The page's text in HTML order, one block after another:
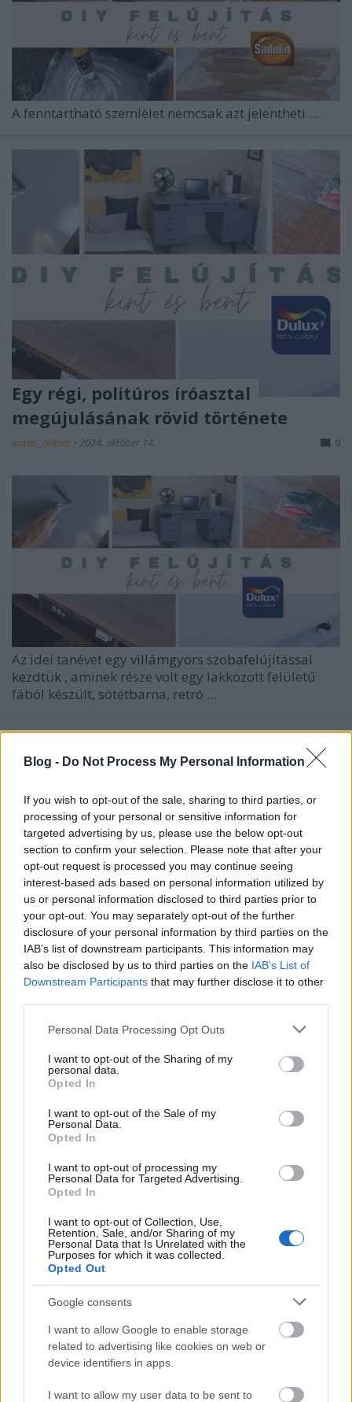
Blog - Do Not Process My Personal Information
If you wish to opt-out of the sale, sharing to third parties, or
processing of your personal or sensitive information for
targeted advertising by us, please use the below opt-out
section to confirm your selection. Please note that after your
opt-out request is processed you may continue seeing
interest-based ads based on personal information utilized by
us or personal information disclosed to third parties prior to
your opt-out. You may separately opt-out of the further
disclosure of your personal information by third parties on the
IAB’s list of downstream participants. This information may
also be disclosed by us to third parties on the IAB’s List of
Downstream Participants that may further disclose it to other
Please note that this website/app uses one or more Google
not limited to your visit or usage behaviour. You may click to
grant or deny consent to Google and its third-party tags to
use your data for below specified purposes in below Google
consent section.
Personal Data Processing Opt Outs
I want to opt-out of the Sharing of my
personal data.
Opted In
I want to opt-out of the Sale of my
Personal Data.
Opted In
I want to opt-out of processing my
Personal Data for Targeted Advertising.
Opted In
I want to opt-out of Collection, Use,
Retention, Sale, and/or Sharing of my
Personal Data that Is Unrelated with the
Purposes for which it was collected.
Opted Out
Google consents
I want to allow Google to enable storage
related to advertising like cookies on web or
device identifiers in apps.
I want to allow my user data to be sent to
A fenntartható szemlélet nemcsak azt jelentheti ...
Egy régi, politúros íróasztal
megújulásának rövid története
színes_ötletek • 2024. október 14. 0
Az idei tanévet egy villámgyors szobafelújítással
kezdtük , aminek része volt egy lakkozott felületű
fából készült, sötétbarna, retró ...
Egyszerű varázslat: bútorfestés
színes_ötletek 2024. április 26.
Otthonunk legértékesebb kincsei lehetnek azok a
régi bútorok, melyek nem csupán tárgyak, de
számos emlék hordozói is egyben. Hatalmas ...